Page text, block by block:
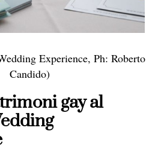
Experience, Ph: Roberto
Candido)
gay al